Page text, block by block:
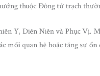
thuộc Đông tứ trạch
Y, Diên Niên và Phục Vị.
mối quan hệ hoặc tăng sự